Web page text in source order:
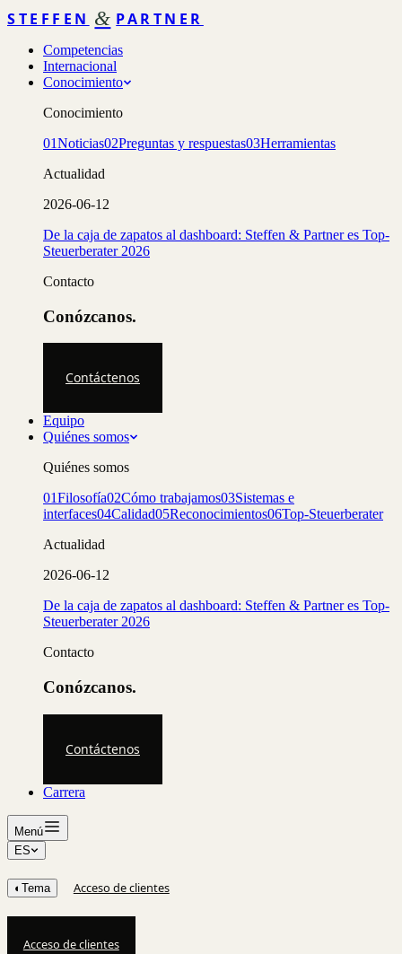
STEFFEN & PARTNER
Competencias
Internacional
Conocimiento
Conocimiento
01Noticias02Preguntas y respuestas03Herramientas
Actualidad
2026-06-12
De la caja de zapatos al dashboard: Steffen & Partner es Top-
Steuerberater 2026
Contacto
Conózcanos.
Contáctenos
Equipo
Quiénes somos
Quiénes somos
01Filosofía02Cómo trabajamos03Sistemas e
interfaces04Calidad05Reconocimientos06Top-Steuerberater
Actualidad
2026-06-12
De la caja de zapatos al dashboard: Steffen & Partner es Top-
Steuerberater 2026
Contacto
Conózcanos.
Contáctenos
Carrera
Menú
ES
◐ Tema Acceso de clientes
Acceso de clientes